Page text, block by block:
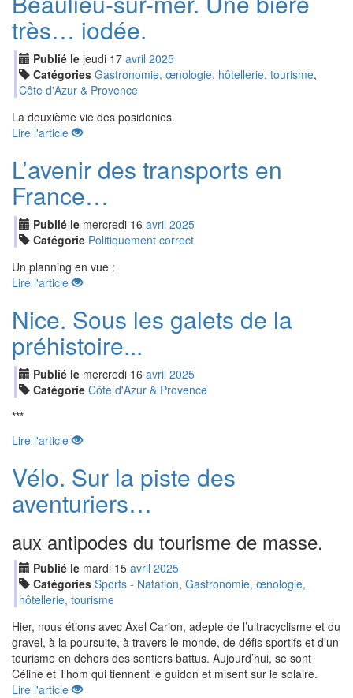
très… iodée.
Publié le jeudi 17 avril 2025
Catégories Gastronomie, œnologie, hôtellerie, tourisme,
Côte d'Azur & Provence
La deuxième vie des posidonies.
Lire l'article
L’avenir des transports en
France…
Publié le mercredi 16 avril 2025
Catégorie Politiquement correct
Un planning en vue :
Lire l'article
Nice. Sous les galets de la
préhistoire...
Publié le mercredi 16 avril 2025
Catégorie Côte d'Azur & Provence
***
Lire l'article
Vélo. Sur la piste des
aventuriers…
aux antipodes du tourisme de masse.
Publié le mardi 15 avril 2025
Catégories Sports - Natation, Gastronomie, œnologie,
hôtellerie, tourisme
Hier, nous étions avec Axel Carion, adepte de l’ultracyclisme et du
gravel, à la poursuite, à travers le monde, de défis sportifs et d’un
tourisme en dehors des sentiers battus. Aujourd’hui, se sont
Céline et Thom qui tiennent le guidon et misent sur le solaire.
Lire l'article